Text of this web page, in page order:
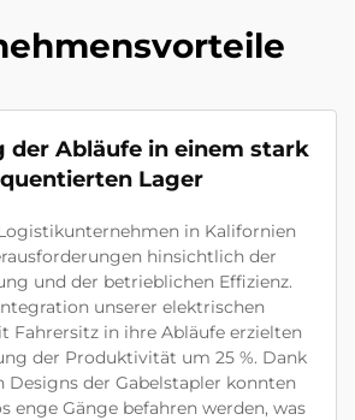
der Abläufe in einem stark
Lager
in Kalifornien
hinsichtlich der
und der betrieblichen Effizienz.
unserer elektrischen
Fahrersitz in ihre Abläufe erzielten
der Produktivität um 25 %. Dank
Designs der Gabelstapler konnten
enge Gänge befahren werden, was